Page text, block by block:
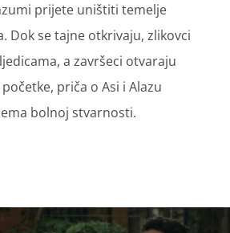
prijete uništiti temelje
Dok se tajne otkrivaju, zlikovci
a završeci otvaraju
priča o Asi i Alazu
bolnoj stvarnosti.